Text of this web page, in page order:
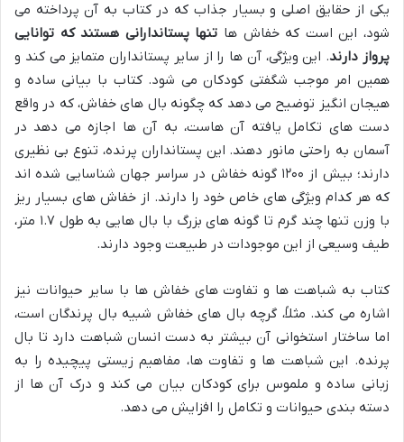
یکی از حقایق اصلی و بسیار جذاب که در کتاب به آن پرداخته می
شود، این است که خفاش ها تنها پستاندارانی هستند که توانایی
پرواز دارند. این ویژگی، آن ها را از سایر پستانداران متمایز می کند و
همین امر موجب شگفتی کودکان می شود. کتاب با بیانی ساده و
هیجان انگیز توضیح می دهد که چگونه بال های خفاش، که در واقع
دست های تکامل یافته آن هاست، به آن ها اجازه می دهد در
آسمان به راحتی مانور دهند. این پستانداران پرنده، تنوع بی نظیری
دارند؛ بیش از ۱۲۰۰ گونه خفاش در سراسر جهان شناسایی شده اند
که هر کدام ویژگی های خاص خود را دارند. از خفاش های بسیار ریز
با وزن تنها چند گرم تا گونه های بزرگ با بال هایی به طول ۱.۷ متر،
طیف وسیعی از این موجودات در طبیعت وجود دارند.
کتاب به شباهت ها و تفاوت های خفاش ها با سایر حیوانات نیز
اشاره می کند. مثلاً، گرچه بال های خفاش شبیه بال پرندگان است،
اما ساختار استخوانی آن بیشتر به دست انسان شباهت دارد تا بال
پرنده. این شباهت ها و تفاوت ها، مفاهیم زیستی پیچیده را به
زبانی ساده و ملموس برای کودکان بیان می کند و درک آن ها از
دسته بندی حیوانات و تکامل را افزایش می دهد.